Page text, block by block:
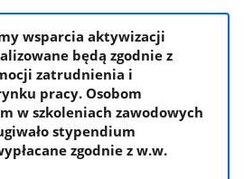
wsparcia aktywizacji
będą zgodnie z
zatrudnienia i
pracy. Osobom
w szkoleniach zawodowych
stypendium
zgodnie z w.w.